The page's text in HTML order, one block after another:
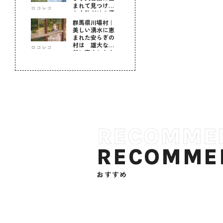
ロコレコ
まれて見つけ
た！私だけの優
しい自分時間
ロコレコ
群馬県川場村｜
美しい湧水に恵
まれた安らぎの
村は 雄大な自
然に育まれた心
おすすめ